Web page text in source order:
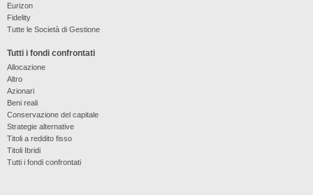
Eurizon
Fidelity
Tutte le Società di Gestione
Tutti i fondi confrontati
Allocazione
Altro
Azionari
Beni reali
Conservazione del capitale
Strategie alternative
Titoli a reddito fisso
Titoli Ibridi
Tutti i fondi confrontati